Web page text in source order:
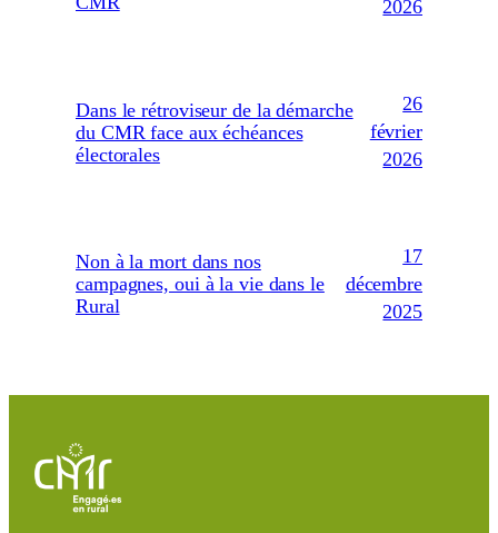
2026
Dans le rétroviseur de la démarche
du CMR face aux échéances
électorales
26
février
2026
Non à la mort dans nos
campagnes, oui à la vie dans le
Rural
17
décembre
2025